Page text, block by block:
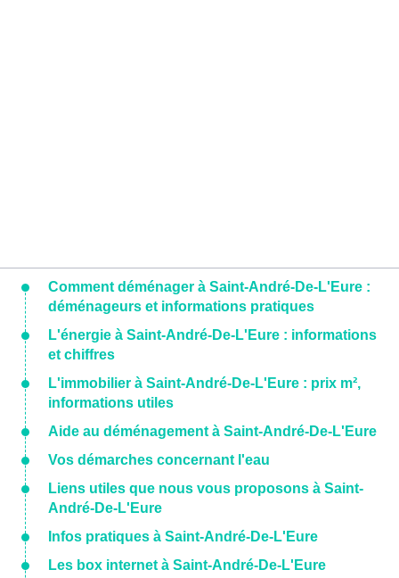
Comment déménager à Saint-André-De-L'Eure :
déménageurs et informations pratiques
L'énergie à Saint-André-De-L'Eure : informations
et chiffres
L'immobilier à Saint-André-De-L'Eure : prix m²,
informations utiles
Aide au déménagement à Saint-André-De-L'Eure
Vos démarches concernant l'eau
Liens utiles que nous vous proposons à Saint-
André-De-L'Eure
Infos pratiques à Saint-André-De-L'Eure
Les box internet à Saint-André-De-L'Eure